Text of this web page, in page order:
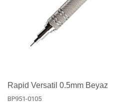
Rapid Versatil 0.5mm Beyaz
BP951-0105